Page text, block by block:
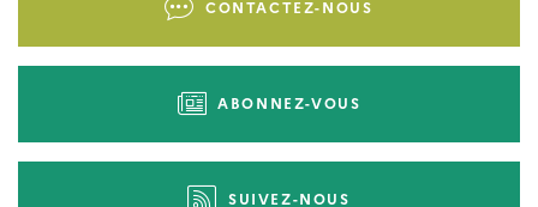
CONTACTEZ-NOUS
ABONNEZ-VOUS
SUIVEZ-NOUS